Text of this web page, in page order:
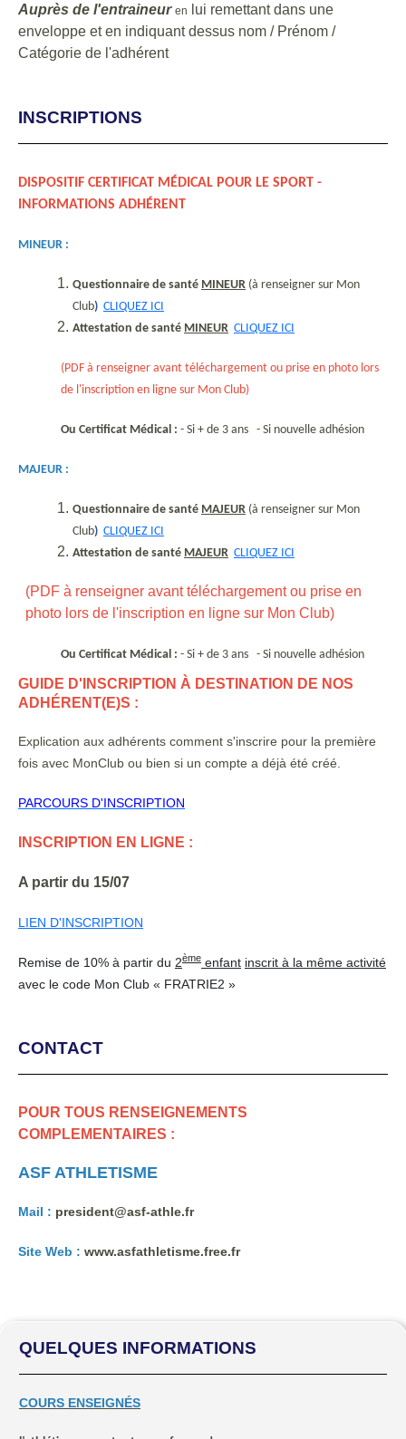
Auprès de l'entraineur en
lui remettant dans une
enveloppe et en indiquant dessus nom / Prénom /
Catégorie de l'adhérent
INSCRIPTIONS
DISPOSITIF CERTIFICAT MÉDICAL POUR LE SPORT -
INFORMATIONS ADHÉRENT
MINEUR :
Questionnaire de santé MINEUR (à renseigner sur Mon
Club) CLIQUEZ ICI
Attestation de santé MINEUR CLIQUEZ ICI
(PDF à renseigner avant téléchargement ou prise en photo lors
de l'inscription en ligne sur Mon Club)
Ou Certificat Médical : - Si + de 3 ans - Si nouvelle adhésion
MAJEUR :
Questionnaire de santé MAJEUR (à renseigner sur Mon
Club) CLIQUEZ ICI
Attestation de santé MAJEUR CLIQUEZ ICI
(PDF à renseigner avanttéléchargement ou prise en
photo lors de l'inscription en ligne sur Mon Club)
Ou Certificat Médical : - Si + de 3 ans - Si nouvelle adhésion
GUIDE D'INSCRIPTION À DESTINATION DE NOS
ADHÉRENT(E)S :
Explication aux adhérents comment s'inscrire pour la première
fois avec MonClub ou bien si un compte a déjà été créé.
PARCOURS D'INSCRIPTION
INSCRIPTION EN LIGNE :
A partir du 15/07
LIEN D'INSCRIPTION
Remise de 10% à partir du 2ème enfant inscrit à la même activité
avec le code Mon Club « FRATRIE2 »
CONTACT
POUR TOUS RENSEIGNEMENTS
COMPLEMENTAIRES :
ASF ATHLETISME
Mail : president@asf-athle.fr
Site Web : www.asfathletisme.free.fr
QUELQUES INFORMATIONS
COURS ENSEIGNÉS